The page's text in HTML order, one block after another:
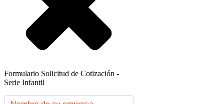
Formulario Solicitud de Cotización -
Serie Infantil